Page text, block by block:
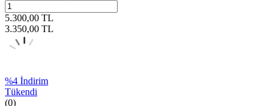
5.300,00 TL
3.350,00 TL
%4 İndirim
Tükendi
(0)